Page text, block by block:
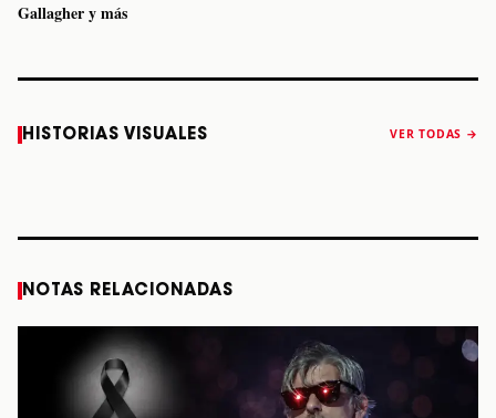
Gallagher y más
HISTORIAS VISUALES VER TODAS →
a Monterrey el
Staiti, guitarrista
anuncia “Reality
NOTAS RELACIONADAS